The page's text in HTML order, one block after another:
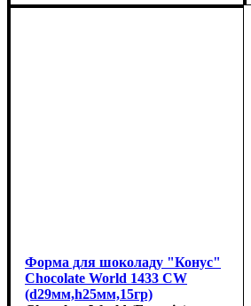
Форма для шоколаду "Конус"
Chocolate World 1433 CW
(d29мм,h25мм,15гр)